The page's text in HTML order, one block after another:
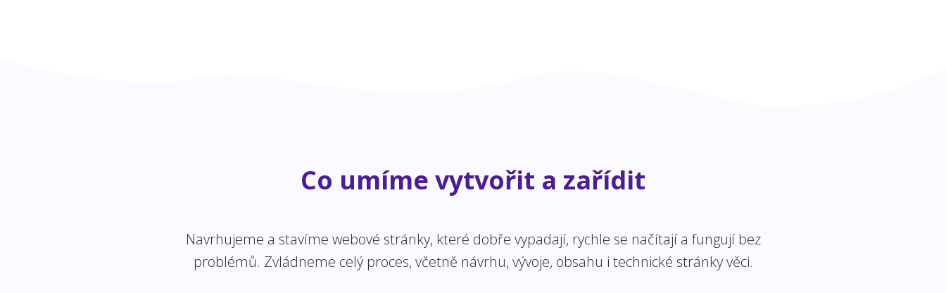
Co umíme vytvořit a zařídit
Navrhujeme a stavíme webové stránky, které dobře vypadají, rychle se načítají a fungují bez
problémů. Zvládneme celý proces, včetně návrhu, vývoje, obsahu i technické stránky věci.